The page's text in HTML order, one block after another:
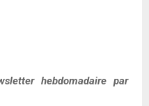
hebdomadaire par